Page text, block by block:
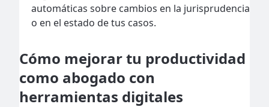
automáticas sobre cambios en la jurisprudencia
o en el estado de tus casos.
Cómo mejorar tu productividad
como abogado con
herramientas digitales